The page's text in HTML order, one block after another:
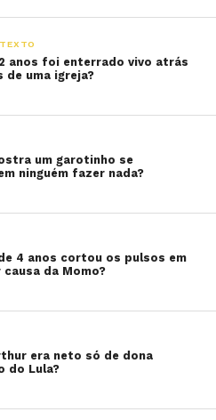
anos foi enterrado vivo atrás
de uma igreja?
um garotinho se
ninguém fazer nada?
4 anos cortou os pulsos em
da Momo?
era neto só de dona
do Lula?